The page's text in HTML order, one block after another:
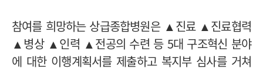
참여를 희망하는 상급종합병원은 ▲진료 ▲진료협력
▲병상 ▲인력 ▲전공의 수련 등 5대 구조혁신 분야
에 대한 이행계획서를 제출하고 복지부 심사를 거쳐